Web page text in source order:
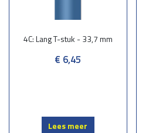
4C: Lang T-stuk - 33,7 mm
€ 6,45
Lees meer